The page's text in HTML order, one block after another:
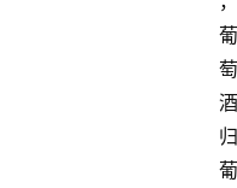
葡
萄
酒
归
葡